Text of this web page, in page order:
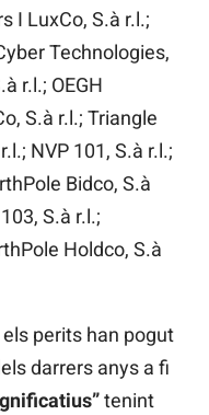
I LuxCo, S.à r.l.;
Technologies,
r.l.; OEGH
S.à r.l.; Triangle
NVP 101, S.à r.l.;
Bidco, S.à
S.à r.l.;
Holdco, S.à
perits han pogut
darrers anys a fi
tenint